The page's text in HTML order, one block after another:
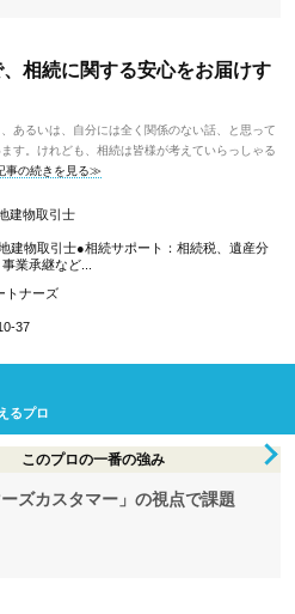
相続に関する安心をお届けす
あるいは、自分には全く関係のない話、と思って
す。けれども、相続は皆様が考えていらっしゃる
事の続きを見る≫
建物取引士
建物取引士●相続サポート：相続税、遺産分
業承継など...
トナーズ
37
るプロ
このプロの一番の強み
ーズカスタマー」の視点で課題